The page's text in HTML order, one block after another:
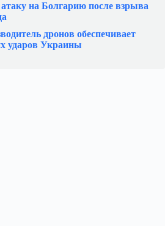
на Болгарию после взрыва
дронов обеспечивает
ударов Украины